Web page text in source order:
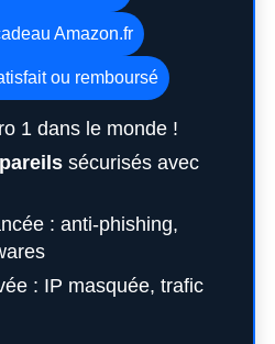
Amazon.fr
ou remboursé
1 dans le monde !
sécurisés avec
: anti-phishing,
: IP masquée, trafic